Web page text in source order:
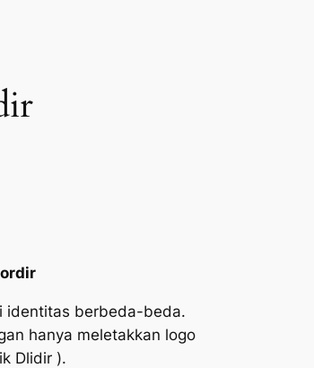
identitas berbeda-beda.
hanya meletakkan logo
Dlidir ).